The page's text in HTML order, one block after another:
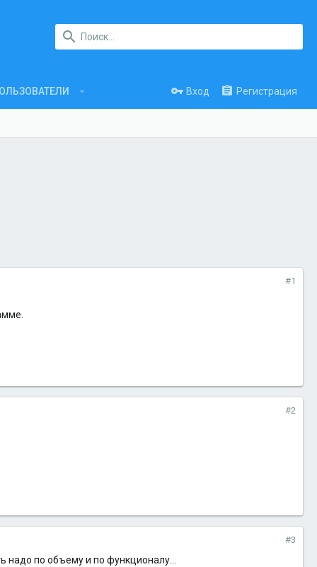
Вход Регистрация
#1
#2
#3
надо по объему и по функционалу...